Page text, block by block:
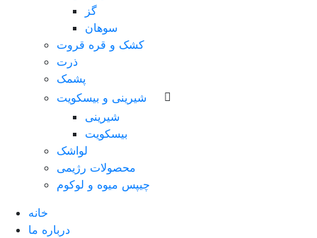
گز
سوهان
کشک و قره قروت
ذرت
پشمک
شیرینی و بیسکویت
شیرینی
بیسکویت
لواشک
محصولات رژیمی
چیپس میوه و لوکوم
خانه
درباره ما